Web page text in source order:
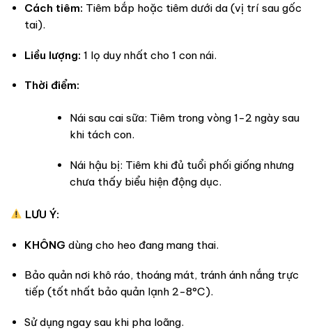
Cách tiêm: Tiêm bắp hoặc tiêm dưới da (vị trí sau gốc
tai).
Liều lượng: 1 lọ duy nhất cho 1 con nái.
Thời điểm:
Nái sau cai sữa: Tiêm trong vòng 1-2 ngày sau
khi tách con.
Nái hậu bị: Tiêm khi đủ tuổi phối giống nhưng
chưa thấy biểu hiện động dục.
LƯU Ý:
KHÔNG dùng cho heo đang mang thai.
Bảo quản nơi khô ráo, thoáng mát, tránh ánh nắng trực
tiếp (tốt nhất bảo quản lạnh 2-8°C).
Sử dụng ngay sau khi pha loãng.